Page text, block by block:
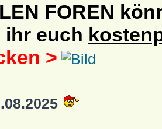
FOREN
ihr euch
>